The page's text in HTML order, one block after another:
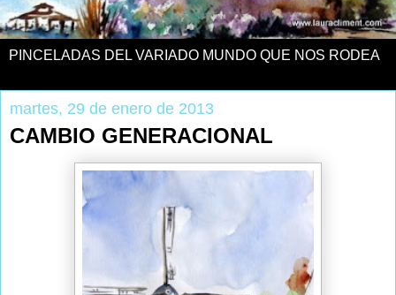
PINCELADAS DEL VARIADO MUNDO QUE NOS RODEA
martes, 29 de enero de 2013
CAMBIO GENERACIONAL